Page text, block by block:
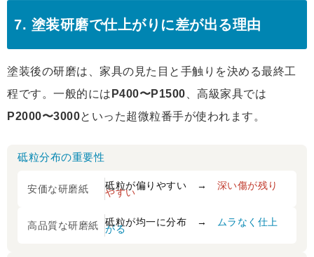
7. 塗装研磨で仕上がりに差が出る理由
塗装後の研磨は、家具の見た目と手触りを決める最終工
程です。一般的には P400〜P1500 、高級家具では
P2000〜3000といった超微粒番手が使われます。
砥粒分布の重要性
安価な研磨紙 砥粒が偏りやすい → 深い傷が残り
やすい
高品質な研磨紙 砥粒が均一に分布 → ムラなく仕上
がる